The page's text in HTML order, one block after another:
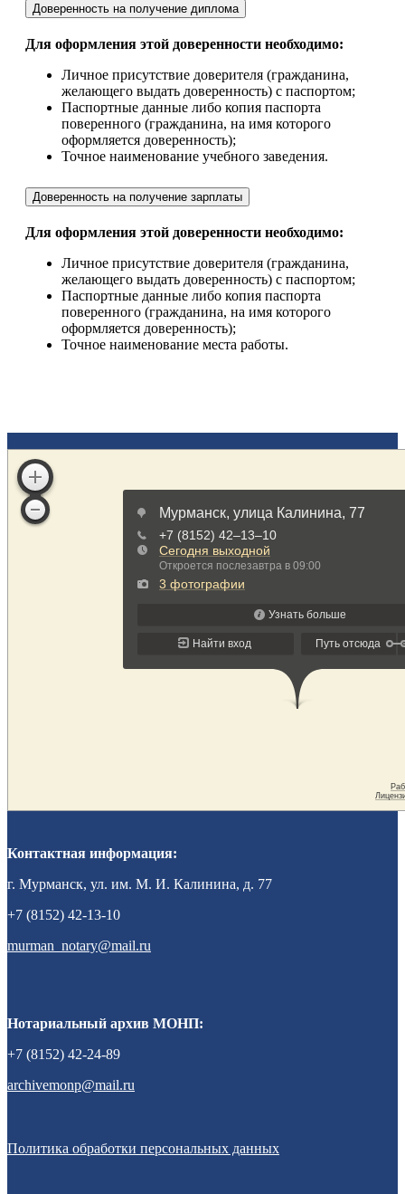
Доверенность на получение диплома
Для оформления этой доверенности необходимо:
Личное присутствие доверителя (гражданина,
желающего выдать доверенность) с паспортом;
Паспортные данные либо копия паспорта
поверенного (гражданина, на имя которого
оформляется доверенность);
Точное наименование учебного заведения.
Доверенность на получение зарплаты
Для оформления этой доверенности необходимо:
Личное присутствие доверителя (гражданина,
желающего выдать доверенность) с паспортом;
Паспортные данные либо копия паспорта
поверенного (гражданина, на имя которого
оформляется доверенность);
Точное наименование места работы.
Контактная информация:
г. Мурманск, ул. им. М. И. Калинина, д. 77
+7 (8152) 42-13-10
murman_notary@mail.ru
Нотариальный архив МОНП:
+7 (8152) 42-24-89
archivemonp@mail.ru
Политика обработки персональных данных